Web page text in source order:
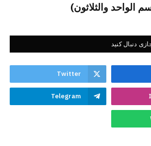
الواحد والثلاثون)
دنبال کنید
Twitter
Telegram